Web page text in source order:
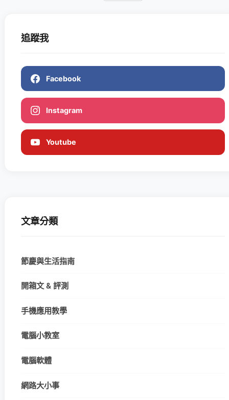
追蹤我
Facebook
Instagram
Youtube
文章分類
節慶與生活指南
開箱文 & 評測
手機應用教學
電腦小教室
電腦軟體
網路大小事